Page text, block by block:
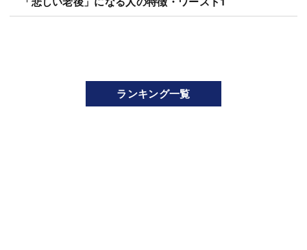
ランキング一覧